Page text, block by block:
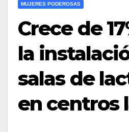
MUJERES PODEROSAS
Crece de
la
salas de
en centros